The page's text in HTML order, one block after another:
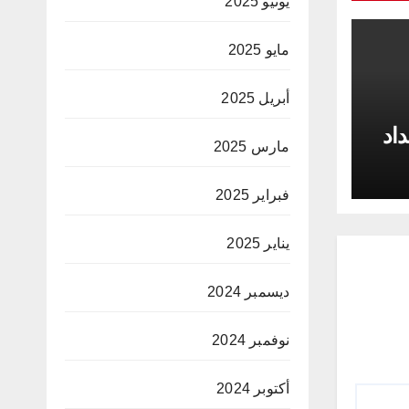
مايو 2025
أبريل 2025
مارس 2025
فبراير 2025
يناير 2025
ديسمبر 2024
نوفمبر 2024
أكتوبر 2024